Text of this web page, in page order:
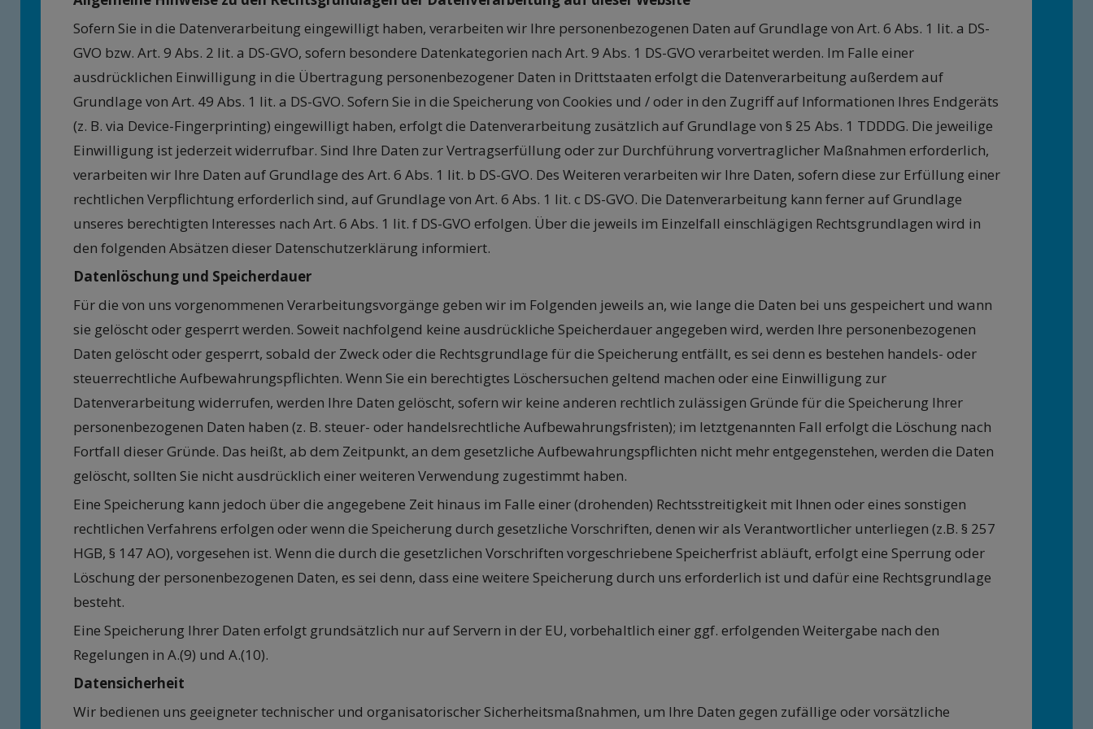
Sofern Sie in die Datenverarbeitung eingewilligt haben, verarbeiten wir Ihre personenbezogenen Daten auf Grundlage von Art. 6 Abs. 1 lit. a DS-
GVO bzw. Art. 9 Abs. 2 lit. a DS-GVO, sofern besondere Datenkategorien nach Art. 9 Abs. 1 DS-GVO verarbeitet werden. Im Falle einer
ausdrücklichen Einwilligung in die Übertragung personenbezogener Daten in Drittstaaten erfolgt die Datenverarbeitung außerdem auf
Grundlage von Art. 49 Abs. 1 lit. a DS-GVO. Sofern Sie in die Speicherung von Cookies und / oder in den Zugriff auf Informationen Ihres Endgeräts
(z. B. via Device-Fingerprinting) eingewilligt haben, erfolgt die Datenverarbeitung zusätzlich auf Grundlage von § 25 Abs. 1 TDDDG. Die jeweilige
Einwilligung ist jederzeit widerrufbar. Sind Ihre Daten zur Vertragserfüllung oder zur Durchführung vorvertraglicher Maßnahmen erforderlich,
verarbeiten wir Ihre Daten auf Grundlage des Art. 6 Abs. 1 lit. b DS-GVO. Des Weiteren verarbeiten wir Ihre Daten, sofern diese zur Erfüllung einer
rechtlichen Verpflichtung erforderlich sind, auf Grundlage von Art. 6 Abs. 1 lit. c DS-GVO. Die Datenverarbeitung kann ferner auf Grundlage
unseres berechtigten Interesses nach Art. 6 Abs. 1 lit. f DS-GVO erfolgen. Über die jeweils im Einzelfall einschlägigen Rechtsgrundlagen wird in
den folgenden Absätzen dieser Datenschutzerklärung informiert.
Datenlöschung und Speicherdauer
Für die von uns vorgenommenen Verarbeitungsvorgänge geben wir im Folgenden jeweils an, wie lange die Daten bei uns gespeichert und wann
sie gelöscht oder gesperrt werden. Soweit nachfolgend keine ausdrückliche Speicherdauer angegeben wird, werden Ihre personenbezogenen
Daten gelöscht oder gesperrt, sobald der Zweck oder die Rechtsgrundlage für die Speicherung entfällt, es sei denn es bestehen handels- oder
steuerrechtliche Aufbewahrungspflichten. Wenn Sie ein berechtigtes Löschersuchen geltend machen oder eine Einwilligung zur
Datenverarbeitung widerrufen, werden Ihre Daten gelöscht, sofern wir keine anderen rechtlich zulässigen Gründe für die Speicherung Ihrer
personenbezogenen Daten haben (z. B. steuer- oder handelsrechtliche Aufbewahrungsfristen); im letztgenannten Fall erfolgt die Löschung nach
Fortfall dieser Gründe. Das heißt, ab dem Zeitpunkt, an dem gesetzliche Aufbewahrungspflichten nicht mehr entgegenstehen, werden die Daten
gelöscht, sollten Sie nicht ausdrücklich einer weiteren Verwendung zugestimmt haben.
Eine Speicherung kann jedoch über die angegebene Zeit hinaus im Falle einer (drohenden) Rechtsstreitigkeit mit Ihnen oder eines sonstigen
rechtlichen Verfahrens erfolgen oder wenn die Speicherung durch gesetzliche Vorschriften, denen wir als Verantwortlicher unterliegen (z.B. § 257
HGB, § 147 AO), vorgesehen ist. Wenn die durch die gesetzlichen Vorschriften vorgeschriebene Speicherfrist abläuft, erfolgt eine Sperrung oder
Löschung der personenbezogenen Daten, es sei denn, dass eine weitere Speicherung durch uns erforderlich ist und dafür eine Rechtsgrundlage
besteht.
Eine Speicherung Ihrer Daten erfolgt grundsätzlich nur auf Servern in der EU, vorbehaltlich einer ggf. erfolgenden Weitergabe nach den
Regelungen in A.(9) und A.(10).
Datensicherheit
Wir bedienen uns geeigneter technischer und organisatorischer Sicherheitsmaßnahmen, um Ihre Daten gegen zufällige oder vorsätzliche